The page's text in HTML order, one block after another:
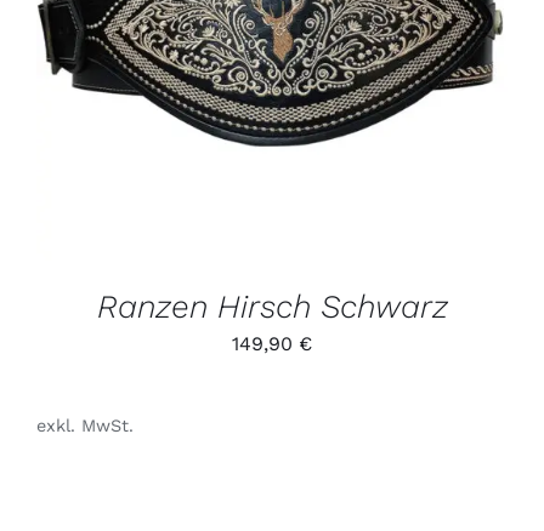
DIESES
PRODUKT
WEIST
MEHRERE
VARIANTEN
AUF.
DIE
GEWÄHLT
WERDEN
/
DETAILS
Ranzen Hirsch Schwarz
149,90 €
exkl. MwSt.